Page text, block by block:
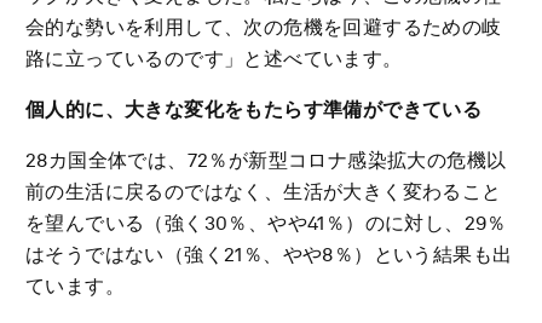
会的な勢いを利用して、次の危機を回避するための岐
路に立っているのです」と述べています。
個人的に、大きな変化をもたらす準備ができている
28カ国全体では、72％が新型コロナ感染拡大の危機以
前の生活に戻るのではなく、生活が大きく変わること
を望んでいる（強く30％、やや41％）のに対し、29％
はそうではない（強く21％、やや8％）という結果も出
ています。